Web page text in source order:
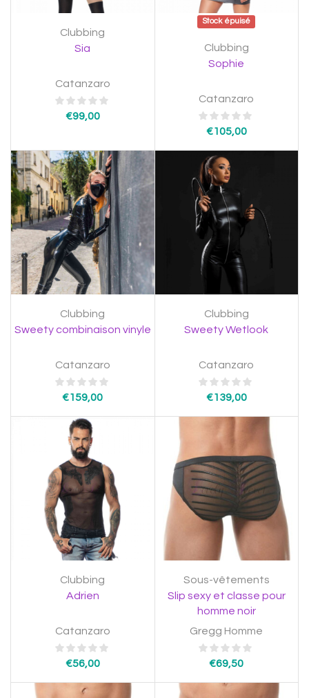
Clubbing
Sia
Catanzaro
€99,00
Stock épuisé
Clubbing
Sophie
Catanzaro
€105,00
Clubbing
Sweety combinaison vinyle
Catanzaro
€159,00
Clubbing
Sweety Wetlook
Catanzaro
€139,00
Clubbing
Adrien
Catanzaro
€56,00
Sous-vêtements
Slip sexy et classe pour
homme noir
Gregg Homme
€69,50